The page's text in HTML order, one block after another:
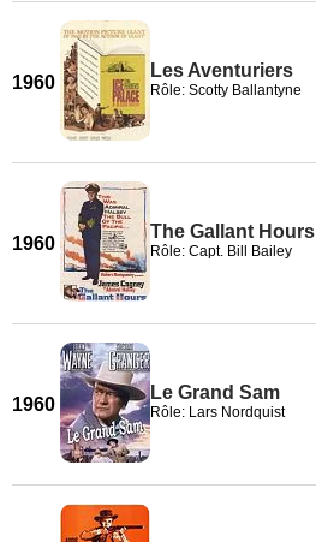
1960
Les Aventuriers
Rôle: Scotty Ballantyne
1960
The Gallant Hours
Rôle: Capt. Bill Bailey
1960
Le Grand Sam
Rôle: Lars Nordquist